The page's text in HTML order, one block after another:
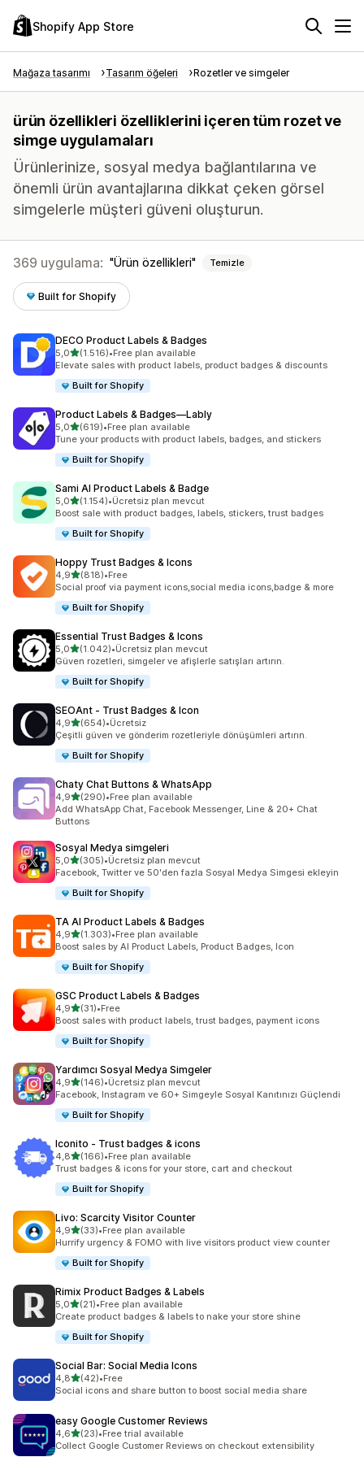
Shopify App Store
Mağaza tasarımı Tasarım öğeleri Rozetler ve simgeler
ürün özellikleri özelliklerini içeren tüm rozet ve
simge uygulamaları
Ürünlerinize, sosyal medya bağlantılarına ve
önemli ürün avantajlarına dikkat çeken görsel
simgelerle müşteri güveni oluşturun.
369 uygulama: Ürün özellikleri Temizle
Built for Shopify
DECO Product Labels & Badges
5,05 yıldız üzerinden
(1.516)
toplam 1516 değerlendirme
•Free plan available
Elevate sales with product labels, product badges & discounts
Built for Shopify
Product Labels & Badges—Lably
5,05 yıldız üzerinden
(619)
toplam 619 değerlendirme
•Free plan available
Tune your products with product labels, badges, and stickers
Built for Shopify
Sami AI Product Labels & Badge
5,05 yıldız üzerinden
(1.154)
toplam 1154 değerlendirme
•Ücretsiz plan mevcut
Boost sale with product badges, labels, stickers, trust badges
Built for Shopify
Hoppy Trust Badges & Icons
4,95 yıldız üzerinden
(818)
toplam 818 değerlendirme
•Free
Social proof via payment icons,social media icons,badge & more
Built for Shopify
Essential Trust Badges & Icons
5,05 yıldız üzerinden
(1.042)
toplam 1042 değerlendirme
•Ücretsiz plan mevcut
Güven rozetleri, simgeler ve afişlerle satışları artırın.
Built for Shopify
SEOAnt ‑ Trust Badges & Icon
4,95 yıldız üzerinden
(654)
toplam 654 değerlendirme
•Ücretsiz
Çeşitli güven ve gönderim rozetleriyle dönüşümleri artırın.
Built for Shopify
Chaty Chat Buttons & WhatsApp
4,95 yıldız üzerinden
(290)
toplam 290 değerlendirme
•Free plan available
Add WhatsApp Chat, Facebook Messenger, Line & 20+ Chat
Buttons
Sosyal Medya simgeleri
5,05 yıldız üzerinden
(305)
toplam 305 değerlendirme
•Ücretsiz plan mevcut
Facebook, Twitter ve 50'den fazla Sosyal Medya Simgesi ekleyin
Built for Shopify
TA AI Product Labels & Badges
4,95 yıldız üzerinden
(1.303)
toplam 1303 değerlendirme
•Free plan available
Boost sales by AI Product Labels, Product Badges, Icon
Built for Shopify
GSC Product Labels & Badges
4,95 yıldız üzerinden
(31)
toplam 31 değerlendirme
•Free
Boost sales with product labels, trust badges, payment icons
Built for Shopify
Yardımcı Sosyal Medya Simgeler
4,95 yıldız üzerinden
(146)
toplam 146 değerlendirme
•Ücretsiz plan mevcut
Facebook, Instagram ve 60+ Simgeyle Sosyal Kanıtınızı Güçlendi
Built for Shopify
Iconito ‑ Trust badges & icons
4,85 yıldız üzerinden
(166)
toplam 166 değerlendirme
•Free plan available
Trust badges & icons for your store, cart and checkout
Built for Shopify
Livo: Scarcity Visitor Counter
4,95 yıldız üzerinden
(33)
toplam 33 değerlendirme
•Free plan available
Hurrify urgency & FOMO with live visitors product view counter
Built for Shopify
Rimix Product Badges & Labels
5,05 yıldız üzerinden
(21)
toplam 21 değerlendirme
•Free plan available
Create product badges & labels to nake your store shine
Built for Shopify
Social Bar: Social Media Icons
4,85 yıldız üzerinden
(42)
toplam 42 değerlendirme
•Free
Social icons and share button to boost social media share
easy Google Customer Reviews
4,65 yıldız üzerinden
(23)
toplam 23 değerlendirme
•Free trial available
Collect Google Customer Reviews on checkout extensibility